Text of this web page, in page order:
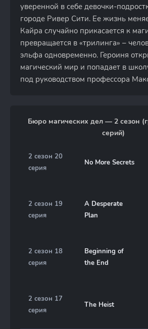
уверенной в себе девочки-
городе Ривер Сити. Ее жизнь
Кайра случайно прикасается к
превращается в «трилинга» –
эльфа одновременно. Героиня
магический мир и попадает в
под руководством профессора
Бюро магических дел — 2 сезон
серий)
2 сезон 20
серия
No More Secrets
2 сезон 19
серия
A Desperate
Plan
2 сезон 18
серия
Beginning of
the End
2 сезон 17
серия
The Heist